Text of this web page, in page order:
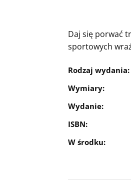
Daj się porwać
sportowych
Rodzaj wydania:
Wymiary:
Wydanie:
ISBN:
W środku: